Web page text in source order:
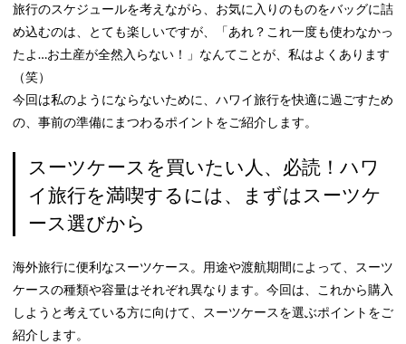
旅行のスケジュールを考えながら、お気に入りのものをバッグに詰
め込むのは、とても楽しいですが、「あれ？これ一度も使わなかっ
たよ…お土産が全然入らない！」なんてことが、私はよくあります
（笑）
今回は私のようにならないために、ハワイ旅行を快適に過ごすため
の、事前の準備にまつわるポイントをご紹介します。
スーツケースを買いたい人、必読！ハワ
イ旅行を満喫するには、まずはスーツケ
ース選びから
海外旅行に便利なスーツケース。用途や渡航期間によって、スーツ
ケースの種類や容量はそれぞれ異なります。今回は、これから購入
しようと考えている方に向けて、スーツケースを選ぶポイントをご
紹介します。